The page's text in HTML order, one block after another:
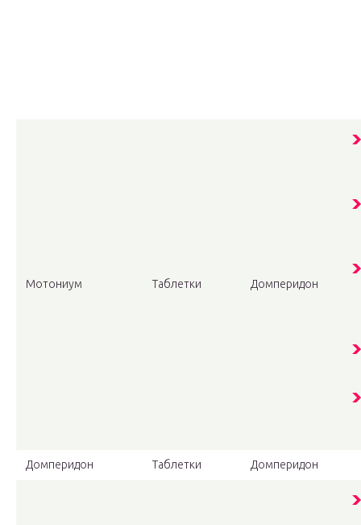
Мотониум Таблетки Домперидон
Домперидон Таблетки Домперидон